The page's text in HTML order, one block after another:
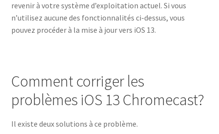
revenir à votre système d’exploitation actuel. Si vous
n’utilisez aucune des fonctionnalités ci-dessus, vous
pouvez procéder à la mise à jour vers iOS 13.
Comment corriger les
problèmes iOS 13 Chromecast?
Il existe deux solutions à ce problème.